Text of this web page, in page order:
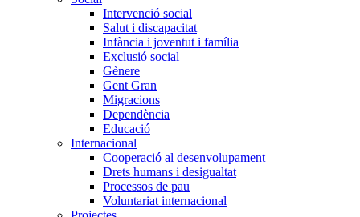
Intervenció social
Salut i discapacitat
Infància i joventut i família
Exclusió social
Gènere
Gent Gran
Migracions
Dependència
Educació
Internacional
Cooperació al desenvolupament
Drets humans i desigualtat
Processos de pau
Voluntariat internacional